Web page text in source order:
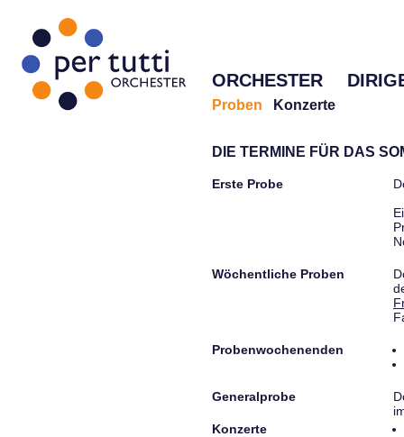
ORCHESTER
Proben Konzerte
DIE TERMINE FÜR DAS
Erste Probe
Wöchentliche Proben
Probenwochenenden
Generalprobe
Konzerte